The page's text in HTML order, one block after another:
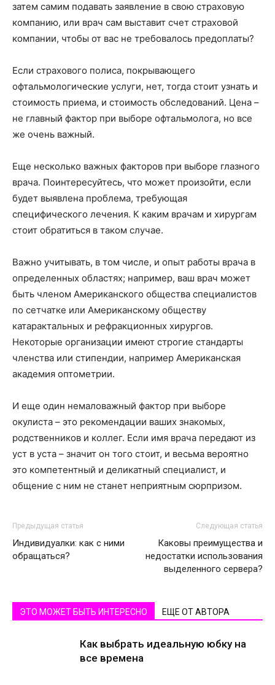
затем самим подавать заявление в свою страховую
компанию, или врач сам выставит счет страховой
компании, чтобы от вас не требовалось предоплаты?
Если страхового полиса, покрывающего
офтальмологические услуги, нет, тогда стоит узнать и
стоимость приема, и стоимость обследований. Цена –
не главный фактор при выборе офтальмолога, но все
же очень важный.
Еще несколько важных факторов при выборе глазного
врача. Поинтересуйтесь, что может произойти, если
будет выявлена проблема, требующая
специфического лечения. К каким врачам и хирургам
стоит обратиться в таком случае.
Важно учитывать, в том числе, и опыт работы врача в
определенных областях; например, ваш врач может
быть членом Американского общества специалистов
по сетчатке или Американскому обществу
катарактальных и рефракционных хирургов.
Некоторые организации имеют строгие стандарты
членства или стипендии, например Американская
академия оптометрии.
И еще один немаловажный фактор при выборе
окулиста – это рекомендации ваших знакомых,
родственников и коллег. Если имя врача передают из
уст в уста – значит он того стоит, и весьма вероятно
это компетентный и деликатный специалист, и
общение с ним не станет неприятным сюрпризом.
Предыдущая статья
Индивидуалки: как с ними
обращаться?
Следующая статья
Каковы преимущества и
недостатки использования
выделенного сервера?
ЭТО МОЖЕТ БЫТЬ ИНТЕРЕСНО ЕЩЕ ОТ АВТОРА
Как выбрать идеальную юбку на
все времена